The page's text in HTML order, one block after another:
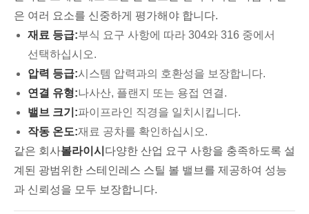
은 여러 요소를 신중하게 평가해야 합니다.
재료 등급:부식 요구 사항에 따라 304와 316 중에서
선택하십시오.
압력 등급:시스템 압력과의 호환성을 보장합니다.
연결 유형:나사산, 플랜지 또는 용접 연결.
밸브 크기:파이프라인 직경을 일치시킵니다.
작동 온도:재료 공차를 확인하십시오.
같은 회사볼라이시 다양한 산업 요구 사항을 충족하도록 설
계된 광범위한 스테인레스 스틸 볼 밸브를 제공하여 성능
과 신뢰성을 모두 보장합니다.